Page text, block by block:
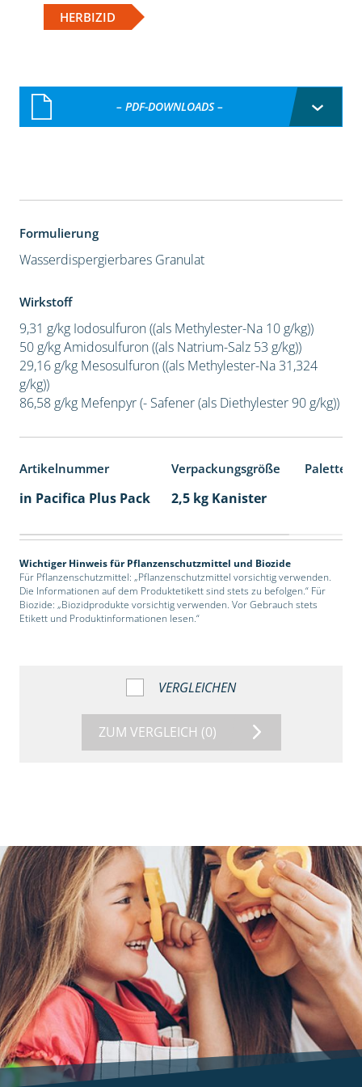
HERBIZID
– PDF-DOWNLOADS –
Formulierung
Wasserdispergierbares Granulat
Wirkstoff
9,31 g/kg Iodosulfuron ((als Methylester-Na 10 g/kg))
50 g/kg Amidosulfuron ((als Natrium-Salz 53 g/kg))
29,16 g/kg Mesosulfuron ((als Methylester-Na 31,324
g/kg))
86,58 g/kg Mefenpyr (- Safener (als Diethylester 90 g/kg))
Artikelnummer Verpackungsgröße
in Pacifica Plus Pack 2,5 kg Kanister
Wichtiger Hinweis für Pflanzenschutzmittel und Biozide
Für Pflanzenschutzmittel: „Pflanzenschutzmittel vorsichtig verwenden.
Die Informationen auf dem Produktetikett sind stets zu befolgen.“ Für
Biozide: „Biozidprodukte vorsichtig verwenden. Vor Gebrauch stets
Etikett und Produktinformationen lesen.“
VERGLEICHEN
ZUM VERGLEICH (0)